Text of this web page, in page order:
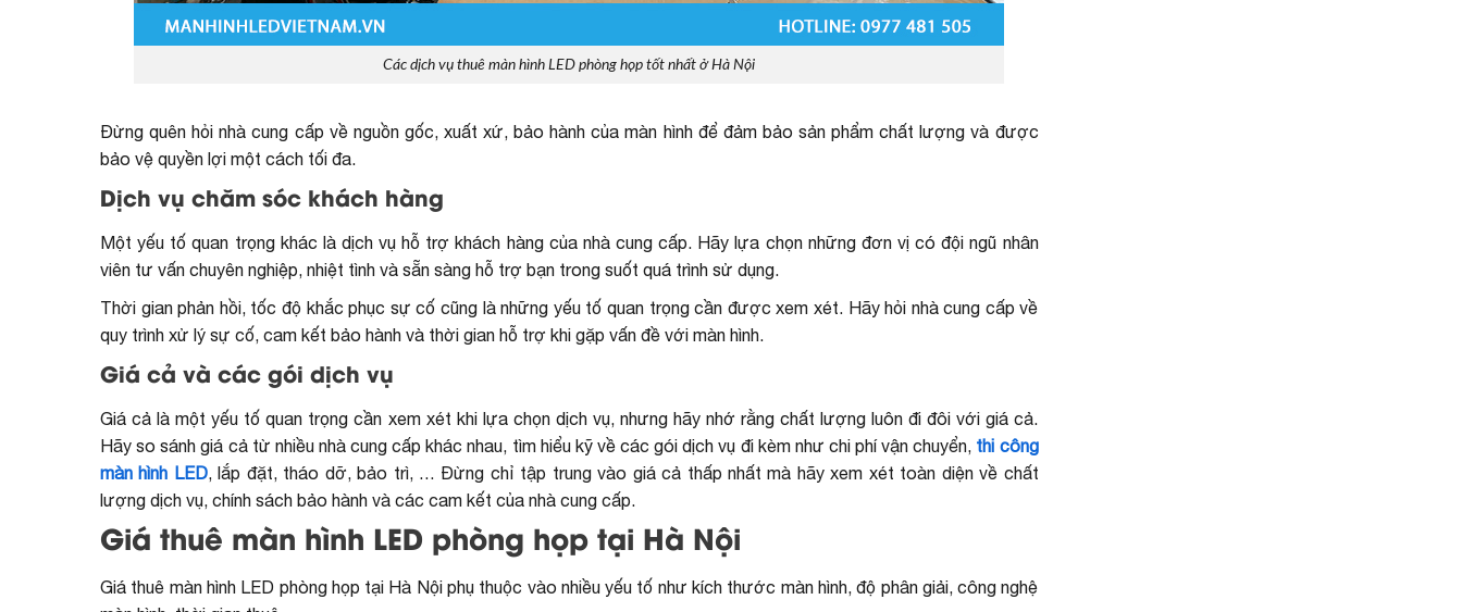
Các dịch vụ thuê màn hình LED phòng họp tốt nhất ở Hà Nội
Đừng quên hỏi nhà cung cấp về nguồn gốc, xuất xứ, bảo hành của màn hình để đảm bảo sản phẩm chất lượng và được
bảo vệ quyền lợi một cách tối đa.
Dịch vụ chăm sóc khách hàng
Một yếu tố quan trọng khác là dịch vụ hỗ trợ khách hàng của nhà cung cấp. Hãy lựa chọn những đơn vị có đội ngũ nhân
viên tư vấn chuyên nghiệp, nhiệt tình và sẵn sàng hỗ trợ bạn trong suốt quá trình sử dụng.
Thời gian phản hồi, tốc độ khắc phục sự cố cũng là những yếu tố quan trọng cần được xem xét. Hãy hỏi nhà cung cấp về
quy trình xử lý sự cố, cam kết bảo hành và thời gian hỗ trợ khi gặp vấn đề với màn hình.
Giá cả và các gói dịch vụ
Giá cả là một yếu tố quan trọng cần xem xét khi lựa chọn dịch vụ, nhưng hãy nhớ rằng chất lượng luôn đi đôi với giá cả.
Hãy so sánh giá cả từ nhiều nhà cung cấp khác nhau, tìm hiểu kỹ về các gói dịch vụ đi kèm như chi phí vận chuyển, thi công
màn hình LED, lắp đặt, tháo dỡ, bảo trì, … Đừng chỉ tập trung vào giá cả thấp nhất mà hãy xem xét toàn diện về chất
lượng dịch vụ, chính sách bảo hành và các cam kết của nhà cung cấp.
Giá thuê màn hình LED phòng họp tại Hà Nội
Giá thuê màn hình LED phòng họp tại Hà Nội phụ thuộc vào nhiều yếu tố như kích thước màn hình, độ phân giải, công nghệ